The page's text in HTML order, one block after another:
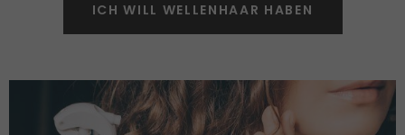
ICH WILL WELLENHAAR HABEN